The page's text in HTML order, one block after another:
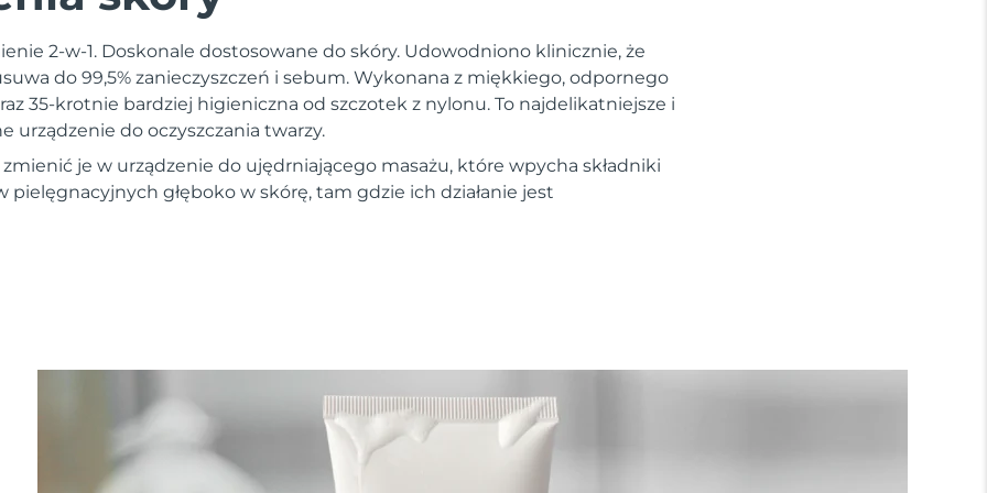
2-w-1. Doskonale dostosowane do skóry. Udowodniono klinicznie, że
do 99,5% zanieczyszczeń i sebum. Wykonana z miękkiego, odpornego
35-krotnie bardziej higieniczna od szczotek z nylonu. To najdelikatniejsze i
urządzenie do oczyszczania twarzy.
zmienić je w urządzenie do ujędrniającego masażu, które wpycha składniki
głęboko w skórę, tam gdzie ich działanie jest